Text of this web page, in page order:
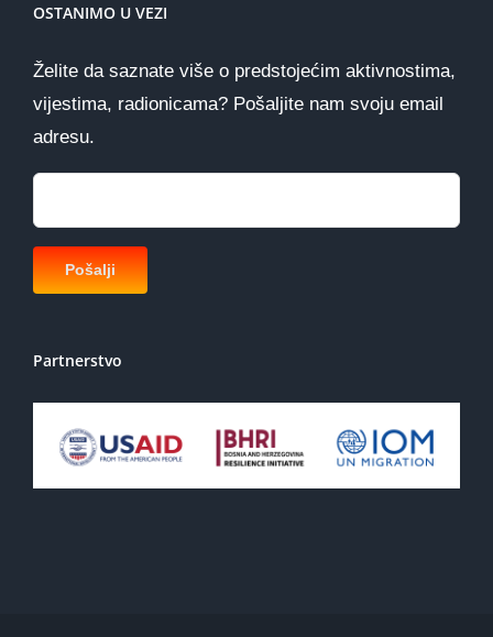
OSTANIMO U VEZI
Želite da saznate više o predstojećim aktivnostima,
vijestima, radionicama? Pošaljite nam svoju email
adresu.
Partnerstvo